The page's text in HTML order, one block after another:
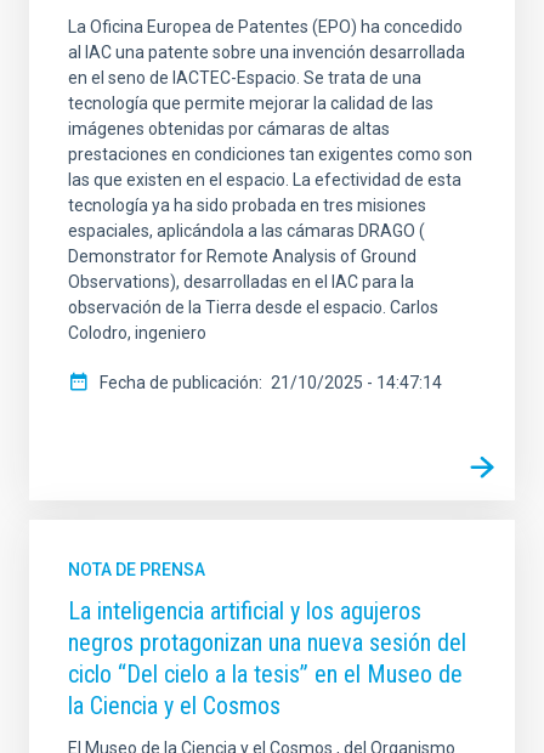
La Oficina Europea de Patentes (EPO) ha concedido
al IAC una patente sobre una invención desarrollada
en el seno de IACTEC-Espacio. Se trata de una
tecnología que permite mejorar la calidad de las
imágenes obtenidas por cámaras de altas
prestaciones en condiciones tan exigentes como son
las que existen en el espacio. La efectividad de esta
tecnología ya ha sido probada en tres misiones
espaciales, aplicándola a las cámaras DRAGO (
Demonstrator for Remote Analysis of Ground
Observations), desarrolladas en el IAC para la
observación de la Tierra desde el espacio. Carlos
Colodro, ingeniero
Fecha de publicación 21/10/2025 - 14:47:14
NOTA DE PRENSA
La inteligencia artificial y los agujeros
negros protagonizan una nueva sesión del
ciclo “Del cielo a la tesis” en el Museo de
la Ciencia y el Cosmos
El Museo de la Ciencia y el Cosmos , del Organismo